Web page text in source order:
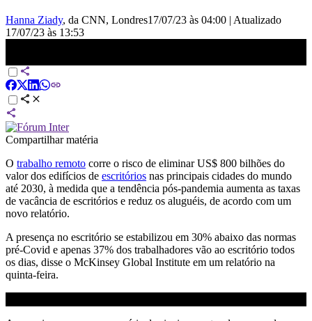
Hanna Ziady, da CNN, Londres17/07/23 às 04:00 | Atualizado
17/07/23 às 13:53
Compartilhar matéria
O trabalho remoto corre o risco de eliminar US$ 800 bilhões do
valor dos edifícios de escritórios nas principais cidades do mundo
até 2030, à medida que a tendência pós-pandemia aumenta as taxas
de vacância de escritórios e reduz os aluguéis, de acordo com um
novo relatório.
A presença no escritório se estabilizou em 30% abaixo das normas
pré-Covid e apenas 37% dos trabalhadores vão ao escritório todos
os dias, disse o McKinsey Global Institute em um relatório na
quinta-feira.